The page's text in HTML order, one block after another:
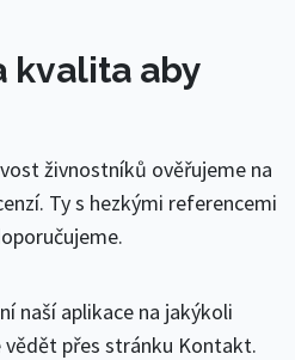
kvalita aby
živnostníků ověřujeme na
Ty s hezkými referencemi
naší aplikace na jakýkoli
přes stránku Kontakt.